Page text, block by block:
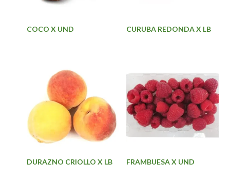
COCO X UND CURUBA REDONDA X LB
DURAZNO CRIOLLO X LB FRAMBUESA X UND